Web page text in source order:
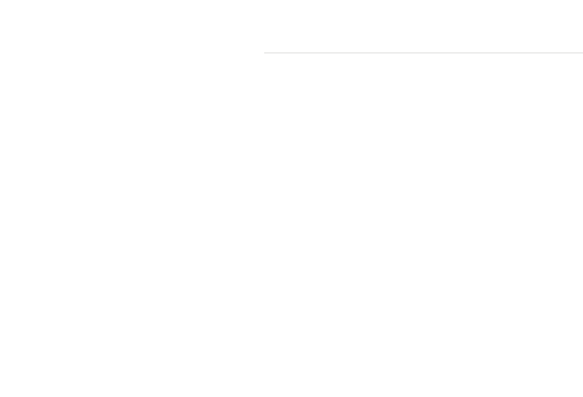
Photographie: Libuše Jarcovjáková